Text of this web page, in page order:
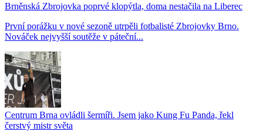
Brněnská Zbrojovka poprvé klopýtla, doma nestačila na Liberec
První porážku v nové sezoně utrpěli fotbalisté Zbrojovky Brno.
Nováček nejvyšší soutěže v páteční...
Centrum Brna ovládli šermíři. Jsem jako Kung Fu Panda, řekl
čerstvý mistr světa